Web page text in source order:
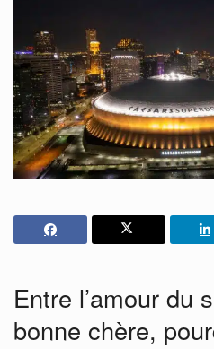
Entre l’amour du
bonne chère,